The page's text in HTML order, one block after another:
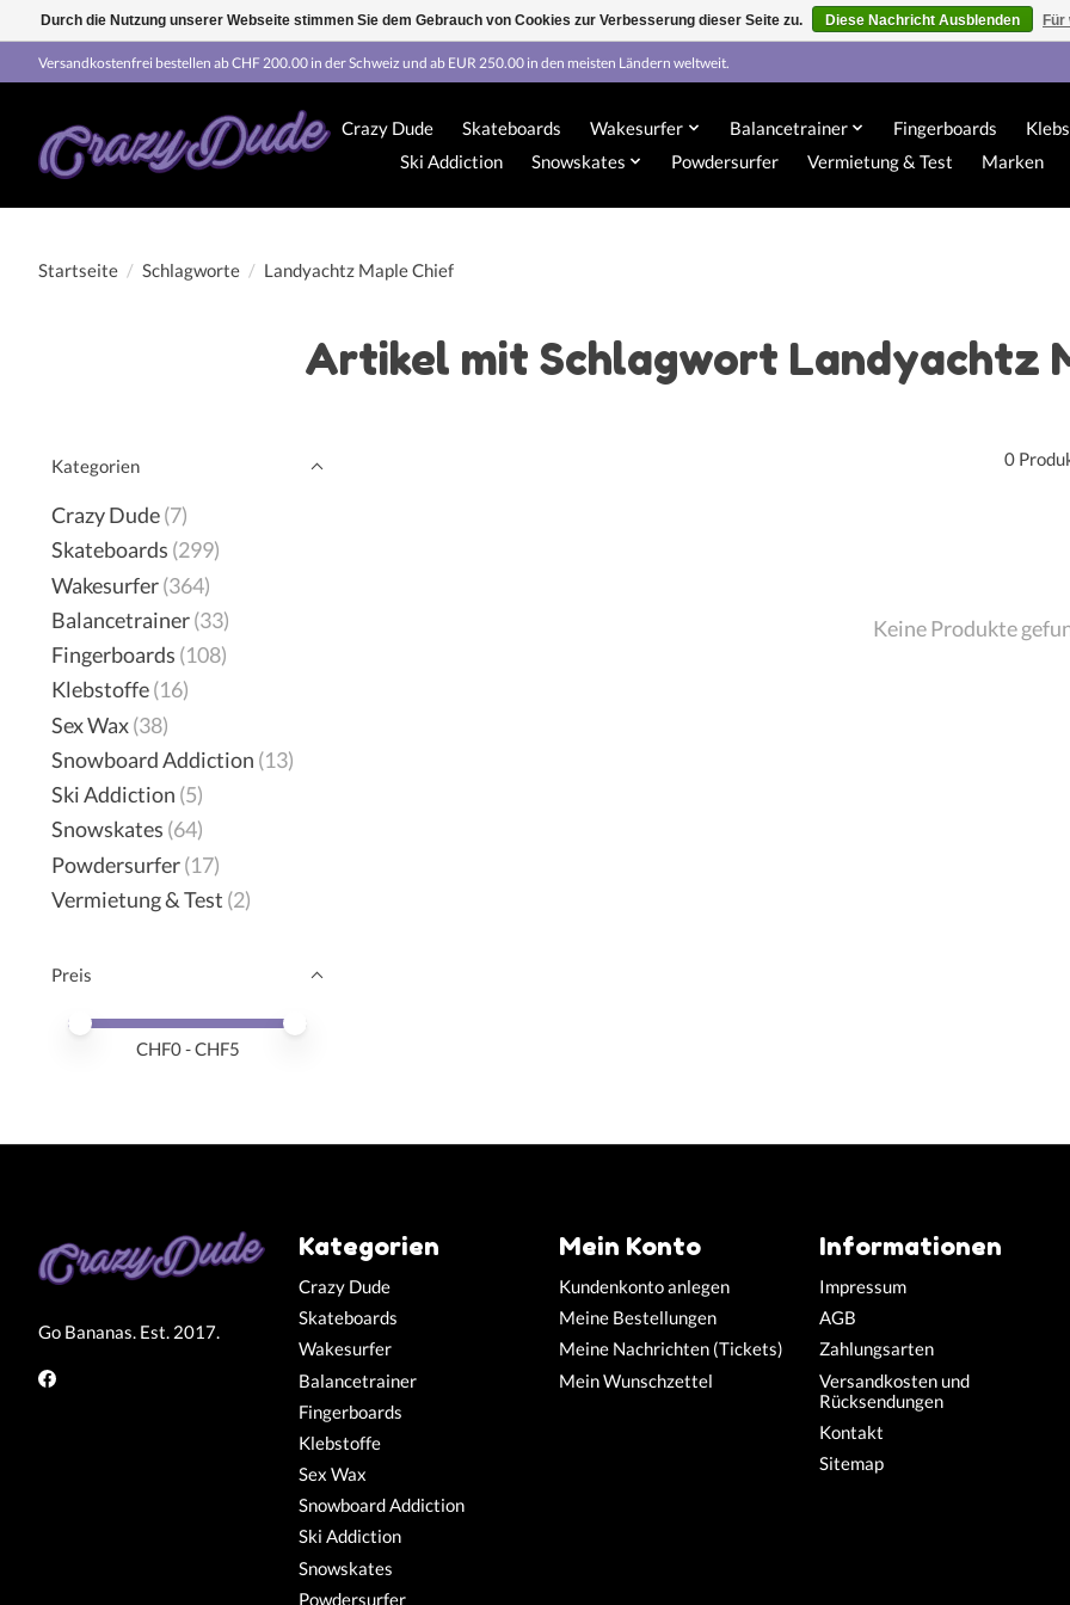
Versandkostenfrei bestellen ab CHF 200.00 in der Schweiz und ab EUR 250.00 in den meisten Ländern weltweit.
Crazy Dude Skateboards Wakesurfer Balancetrainer Fingerboards
Ski Addiction
Snowskates Powdersurfer Vermietung & Test Marken
Startseite / Schlagworte / Landyachtz Maple Chief
Artikel mit Schlagwort Landyachtz
Kategorien
Crazy Dude(7)
Skateboards (299)
Wakesurfer(364)
Balancetrainer(33)
Fingerboards (108)
Klebstoffe(16)
Sex Wax(38)
Snowboard Addiction (13)
Ski Addiction (5)
Snowskates (64)
Powdersurfer(17)
Vermietung & Test (2)
Preis
Preis – Mindestwert
Price maximum value
CHF0- CHF5
0
Keine Produkte
Go Bananas. Est. 2017.
Kategorien
Crazy Dude
Skateboards
Wakesurfer
Balancetrainer
Fingerboards
Klebstoffe
Sex Wax
Snowboard Addiction
Ski Addiction
Snowskates
Powdersurfer
Mein Konto
Kundenkonto anlegen
Meine Bestellungen
Meine Nachrichten (Tickets)
Mein Wunschzettel
Informationen
Impressum
AGB
Zahlungsarten
Versandkosten und
Rücksendungen
Kontakt
Sitemap
Durch die Nutzung unserer Webseite stimmen Sie dem Gebrauch von Cookies zur Verbesserung dieser Seite zu. Diese Nachricht Ausblenden